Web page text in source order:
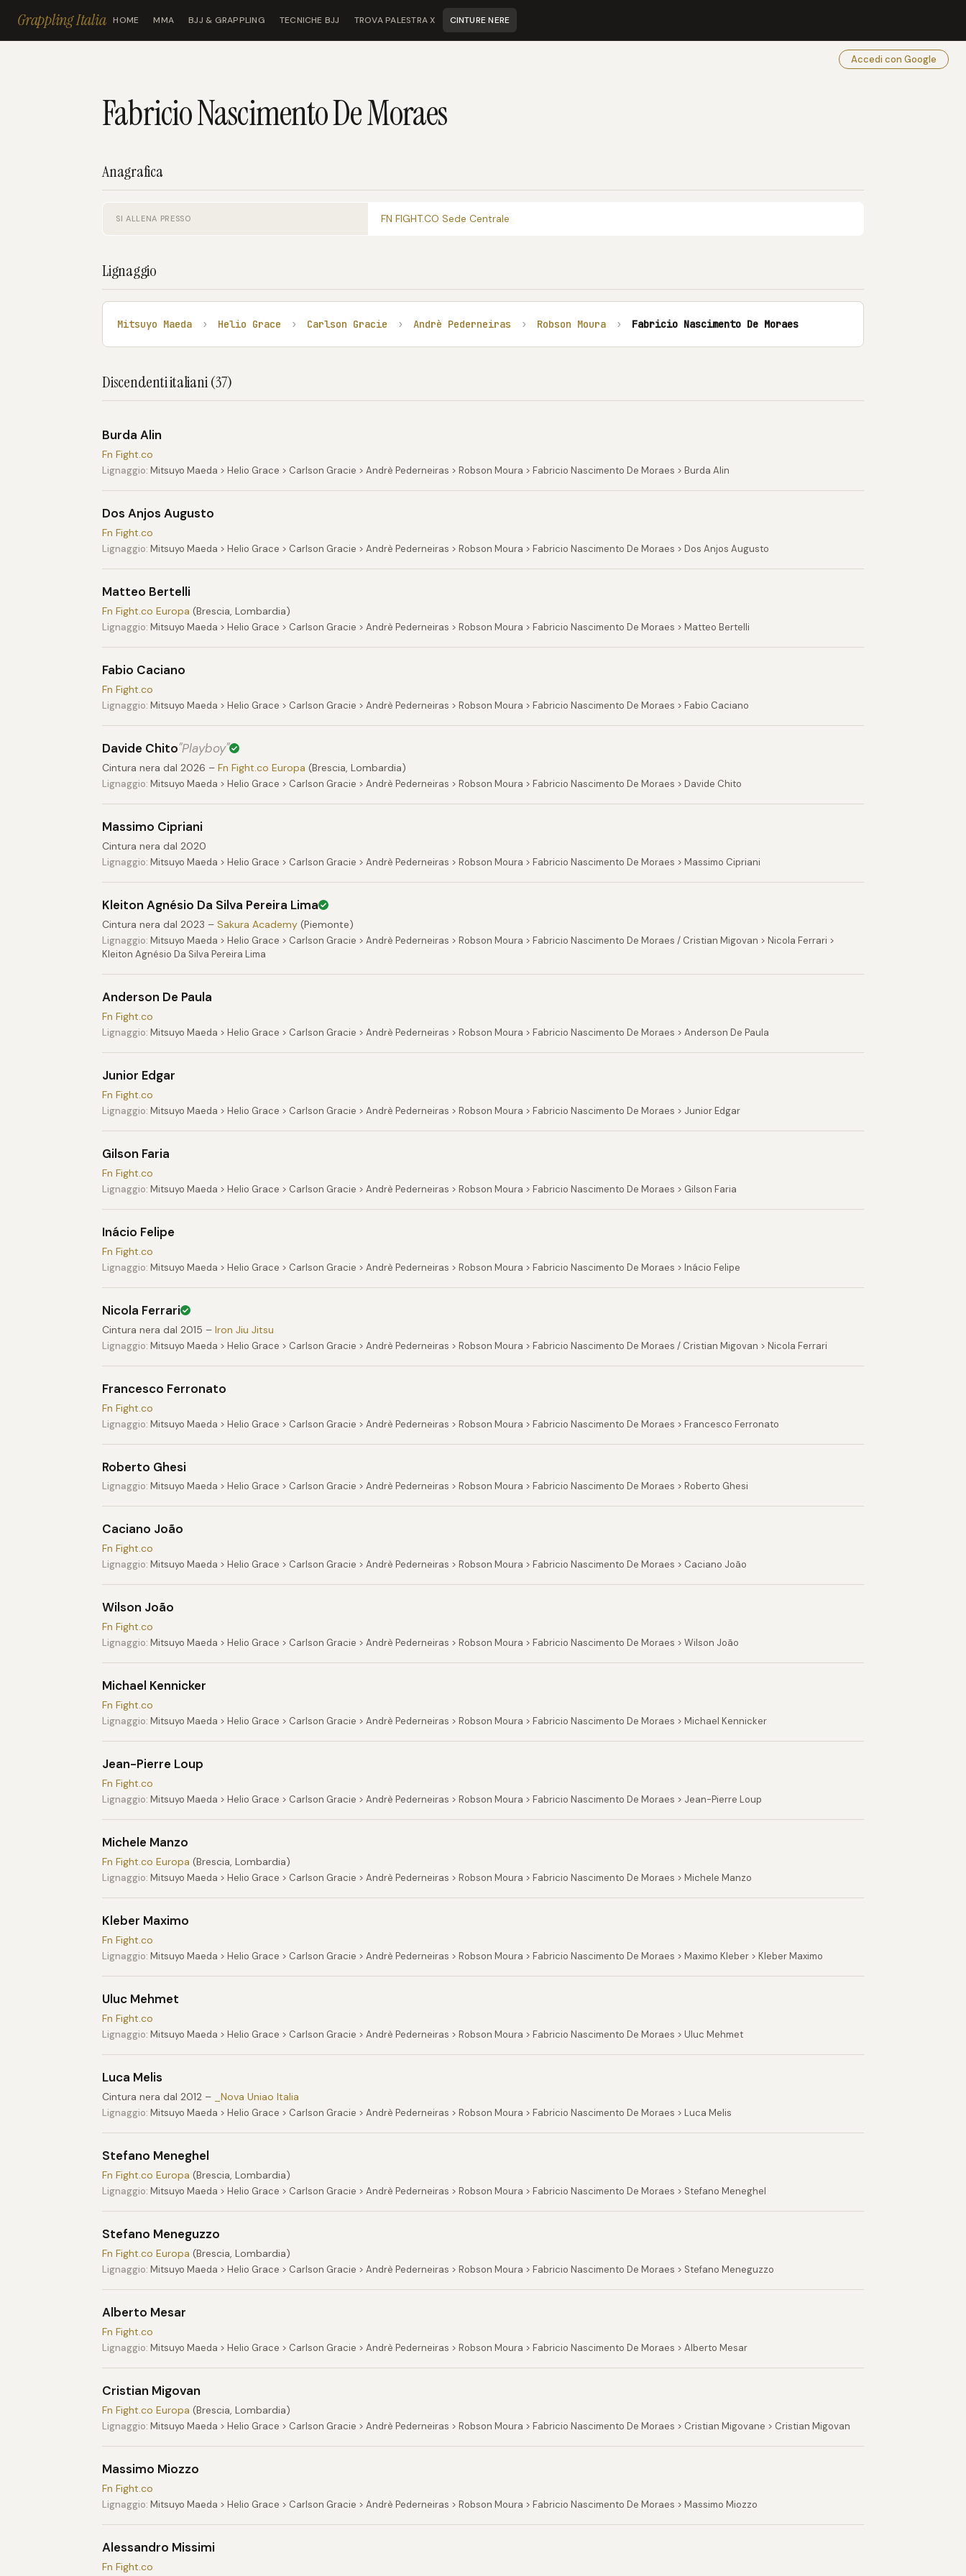
Grappling Italia HOME MMA BJJ & GRAPPLING TECNICHE BJJ TROVA PALESTRA X CINTURE NERE
Accedi con Google
Fabricio Nascimento De Moraes
Anagrafica
SI ALLENA PRESSO FN FIGHT.CO Sede Centrale
Lignaggio
Mitsuyo Maeda › Helio Grace › Carlson Gracie › Andrè Pederneiras › Robson Moura › Fabricio Nascimento De Moraes
Discendenti italiani (37)
Burda Alin
Fn Fight.co
Lignaggio: Mitsuyo Maeda > Helio Grace > Carlson Gracie > Andrè Pederneiras > Robson Moura > Fabricio Nascimento De Moraes > Burda Alin
Dos Anjos Augusto
Fn Fight.co
Lignaggio: Mitsuyo Maeda > Helio Grace > Carlson Gracie > Andrè Pederneiras > Robson Moura > Fabricio Nascimento De Moraes > Dos Anjos Augusto
Matteo Bertelli
Fn Fight.co Europa (Brescia, Lombardia)
Lignaggio: Mitsuyo Maeda > Helio Grace > Carlson Gracie > Andrè Pederneiras > Robson Moura > Fabricio Nascimento De Moraes > Matteo Bertelli
Fabio Caciano
Fn Fight.co
Lignaggio: Mitsuyo Maeda > Helio Grace > Carlson Gracie > Andrè Pederneiras > Robson Moura > Fabricio Nascimento De Moraes > Fabio Caciano
Davide Chito"Playboy"
Cintura nera dal 2026 – Fn Fight.co Europa (Brescia, Lombardia)
Lignaggio: Mitsuyo Maeda > Helio Grace > Carlson Gracie > Andrè Pederneiras > Robson Moura > Fabricio Nascimento De Moraes > Davide Chito
Massimo Cipriani
Cintura nera dal 2020
Lignaggio: Mitsuyo Maeda > Helio Grace > Carlson Gracie > Andrè Pederneiras > Robson Moura > Fabricio Nascimento De Moraes > Massimo Cipriani
Kleiton Agnésio Da Silva Pereira Lima
Cintura nera dal 2023 – Sakura Academy (Piemonte)
Lignaggio: Mitsuyo Maeda > Helio Grace > Carlson Gracie > Andrè Pederneiras > Robson Moura > Fabricio Nascimento De Moraes / Cristian Migovan > Nicola Ferrari >
Kleiton Agnésio Da Silva Pereira Lima
Anderson De Paula
Fn Fight.co
Lignaggio: Mitsuyo Maeda > Helio Grace > Carlson Gracie > Andrè Pederneiras > Robson Moura > Fabricio Nascimento De Moraes > Anderson De Paula
Junior Edgar
Fn Fight.co
Lignaggio: Mitsuyo Maeda > Helio Grace > Carlson Gracie > Andrè Pederneiras > Robson Moura > Fabricio Nascimento De Moraes > Junior Edgar
Gilson Faria
Fn Fight.co
Lignaggio: Mitsuyo Maeda > Helio Grace > Carlson Gracie > Andrè Pederneiras > Robson Moura > Fabricio Nascimento De Moraes > Gilson Faria
Inácio Felipe
Fn Fight.co
Lignaggio: Mitsuyo Maeda > Helio Grace > Carlson Gracie > Andrè Pederneiras > Robson Moura > Fabricio Nascimento De Moraes > Inácio Felipe
Nicola Ferrari
Cintura nera dal 2015 – Iron Jiu Jitsu
Lignaggio: Mitsuyo Maeda > Helio Grace > Carlson Gracie > Andrè Pederneiras > Robson Moura > Fabricio Nascimento De Moraes / Cristian Migovan > Nicola Ferrari
Francesco Ferronato
Fn Fight.co
Lignaggio: Mitsuyo Maeda > Helio Grace > Carlson Gracie > Andrè Pederneiras > Robson Moura > Fabricio Nascimento De Moraes > Francesco Ferronato
Roberto Ghesi
Lignaggio: Mitsuyo Maeda > Helio Grace > Carlson Gracie > Andrè Pederneiras > Robson Moura > Fabricio Nascimento De Moraes > Roberto Ghesi
Caciano João
Fn Fight.co
Lignaggio: Mitsuyo Maeda > Helio Grace > Carlson Gracie > Andrè Pederneiras > Robson Moura > Fabricio Nascimento De Moraes > Caciano João
Wilson João
Fn Fight.co
Lignaggio: Mitsuyo Maeda > Helio Grace > Carlson Gracie > Andrè Pederneiras > Robson Moura > Fabricio Nascimento De Moraes > Wilson João
Michael Kennicker
Fn Fight.co
Lignaggio: Mitsuyo Maeda > Helio Grace > Carlson Gracie > Andrè Pederneiras > Robson Moura > Fabricio Nascimento De Moraes > Michael Kennicker
Jean-Pierre Loup
Fn Fight.co
Lignaggio: Mitsuyo Maeda > Helio Grace > Carlson Gracie > Andrè Pederneiras > Robson Moura > Fabricio Nascimento De Moraes > Jean-Pierre Loup
Michele Manzo
Fn Fight.co Europa (Brescia, Lombardia)
Lignaggio: Mitsuyo Maeda > Helio Grace > Carlson Gracie > Andrè Pederneiras > Robson Moura > Fabricio Nascimento De Moraes > Michele Manzo
Kleber Maximo
Fn Fight.co
Lignaggio: Mitsuyo Maeda > Helio Grace > Carlson Gracie > Andrè Pederneiras > Robson Moura > Fabricio Nascimento De Moraes > Maximo Kleber > Kleber Maximo
Uluc Mehmet
Fn Fight.co
Lignaggio: Mitsuyo Maeda > Helio Grace > Carlson Gracie > Andrè Pederneiras > Robson Moura > Fabricio Nascimento De Moraes > Uluc Mehmet
Luca Melis
Cintura nera dal 2012 – _Nova Uniao Italia
Lignaggio: Mitsuyo Maeda > Helio Grace > Carlson Gracie > Andrè Pederneiras > Robson Moura > Fabricio Nascimento De Moraes > Luca Melis
Stefano Meneghel
Fn Fight.co Europa (Brescia, Lombardia)
Lignaggio: Mitsuyo Maeda > Helio Grace > Carlson Gracie > Andrè Pederneiras > Robson Moura > Fabricio Nascimento De Moraes > Stefano Meneghel
Stefano Meneguzzo
Fn Fight.co Europa (Brescia, Lombardia)
Lignaggio: Mitsuyo Maeda > Helio Grace > Carlson Gracie > Andrè Pederneiras > Robson Moura > Fabricio Nascimento De Moraes > Stefano Meneguzzo
Alberto Mesar
Fn Fight.co
Lignaggio: Mitsuyo Maeda > Helio Grace > Carlson Gracie > Andrè Pederneiras > Robson Moura > Fabricio Nascimento De Moraes > Alberto Mesar
Cristian Migovan
Fn Fight.co Europa (Brescia, Lombardia)
Lignaggio: Mitsuyo Maeda > Helio Grace > Carlson Gracie > Andrè Pederneiras > Robson Moura > Fabricio Nascimento De Moraes > Cristian Migovane > Cristian Migovan
Massimo Miozzo
Fn Fight.co
Lignaggio: Mitsuyo Maeda > Helio Grace > Carlson Gracie > Andrè Pederneiras > Robson Moura > Fabricio Nascimento De Moraes > Massimo Miozzo
Alessandro Missimi
Fn Fight.co